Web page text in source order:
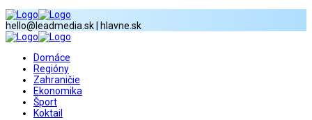
hello@leadmedia.sk | hlavne.sk
Domáce
Regióny
Zahraničie
Ekonomika
Šport
Koktail